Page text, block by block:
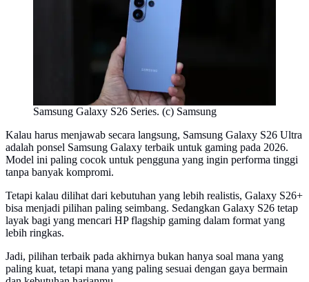
Samsung Galaxy S26 Series. (c) Samsung
Kalau harus menjawab secara langsung, Samsung Galaxy S26 Ultra
adalah ponsel Samsung Galaxy terbaik untuk gaming pada 2026.
Model ini paling cocok untuk pengguna yang ingin performa tinggi
tanpa banyak kompromi.
Tetapi kalau dilihat dari kebutuhan yang lebih realistis, Galaxy S26+
bisa menjadi pilihan paling seimbang. Sedangkan Galaxy S26 tetap
layak bagi yang mencari HP flagship gaming dalam format yang
lebih ringkas.
Jadi, pilihan terbaik pada akhirnya bukan hanya soal mana yang
paling kuat, tetapi mana yang paling sesuai dengan gaya bermain